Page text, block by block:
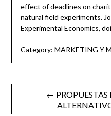
effect of deadlines on
natural field experiments.
Experimental Economics,
Category: MARKETING Y
Post
navigation
← PROPUESTAS